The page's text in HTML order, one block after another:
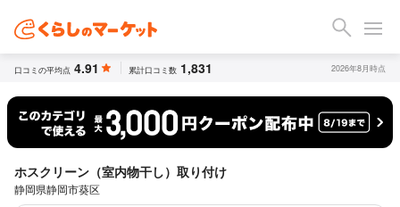
口コミの平均点 4.91 累計口コミ数 1,831 2026年8月時点
ホスクリーン（室内物干し）取り付け
静岡県静岡市葵区